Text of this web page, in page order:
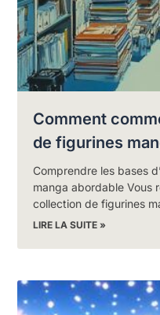
Comment
de figurines
Comprendre les bases
manga abordable Vous
collection de figurines
LIRE LA SUITE »